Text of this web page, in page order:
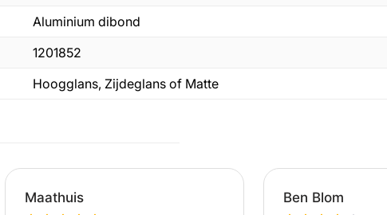
Aluminium dibond
1201852
Hoogglans, Zijdeglans of Matte